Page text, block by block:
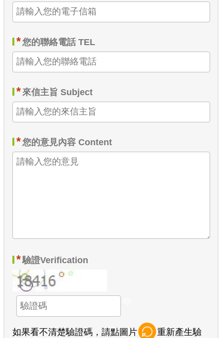
*您的聯絡電話 TEL
* 來信主旨 Subject
*您的意見內容 Content
*驗證Verification
如果看不清楚驗證碼，請點圖片
重新產生驗